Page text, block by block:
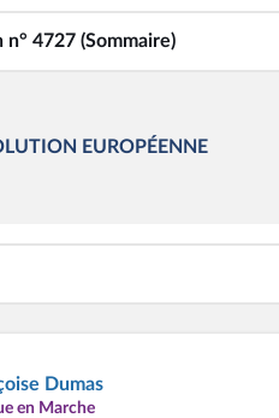
4727 (Sommaire)
EUROPÉENNE
Dumas
en Marche